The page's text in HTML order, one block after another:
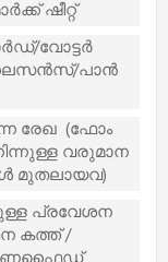
ഷീറ്റ്
വോട്ടർ
പാൻ
രേഖ (ഫോം
വരുമാന
മുതലായവ)
പ്രവേശന
കത്ത് /